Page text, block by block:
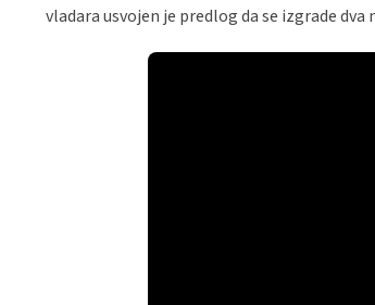
vladara usvojen je predlog da se izgrade